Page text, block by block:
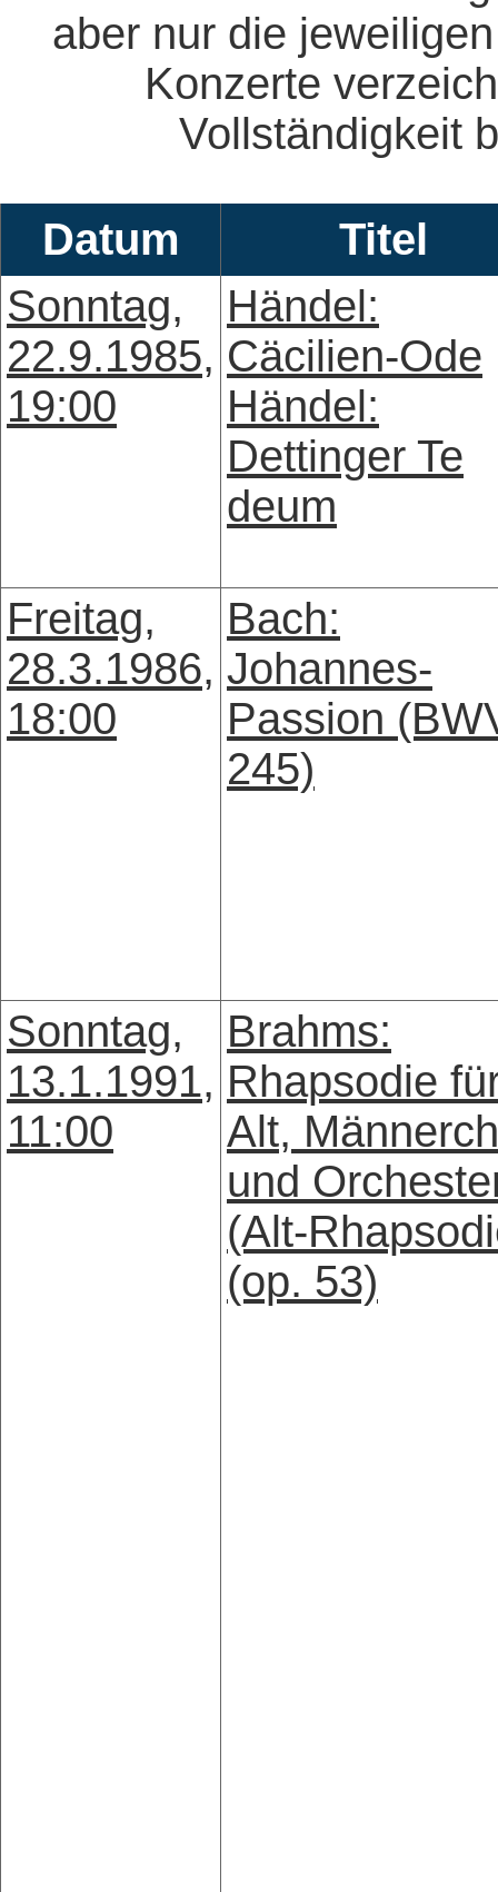
aber nur die
Konzerte
Vollständigkeit
Datum
Titel
Sonntag,
22.9.1985,
19:00
Händel:
Cäcilien-Ode
Händel:
Dettinger Te
deum
Freitag,
28.3.1986,
18:00
Bach:
Johannes-
Passion
245)
Sonntag,
13.1.1991,
11:00
Brahms:
Rhapsodie
Alt,
und
(Alt-
(op. 53)